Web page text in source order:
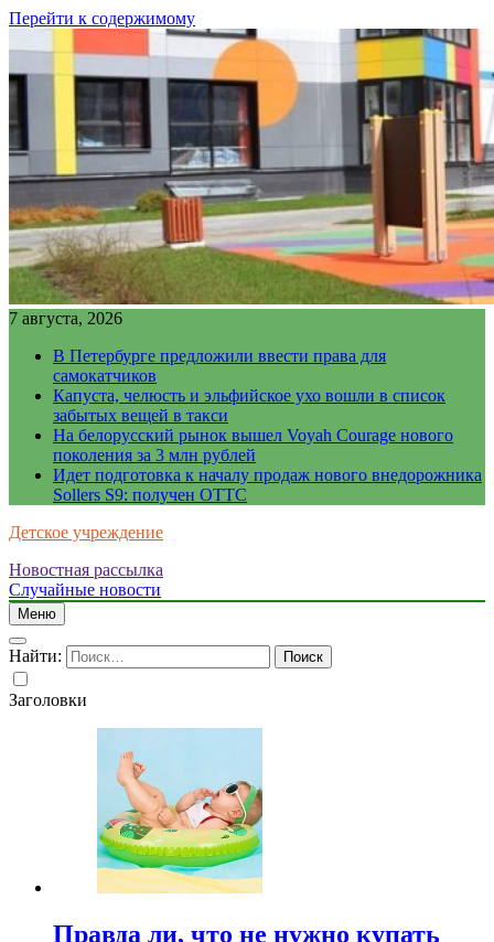
Перейти к содержимому
7 августа, 2026
В Петербурге предложили ввести права для
самокатчиков
Капуста, челюсть и эльфийское ухо вошли в список
забытых вещей в такси
На белорусский рынок вышел Voyah Courage нового
поколения за 3 млн рублей
Идет подготовка к началу продаж нового внедорожника
Sollers S9: получен ОТТС
Детское учреждение
Новостная рассылка
Случайные новости
Меню
Найти:
Заголовки
Правда ли, что не нужно купать